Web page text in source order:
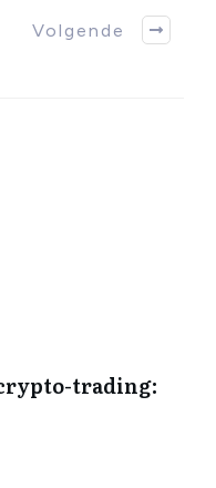
Volgende
trading: